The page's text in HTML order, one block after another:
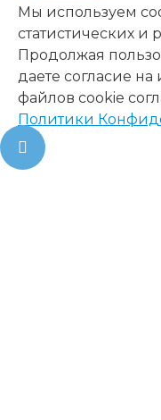
Мы используем
статистических и
Продолжая
даете согласие
файлов cookie
Политики